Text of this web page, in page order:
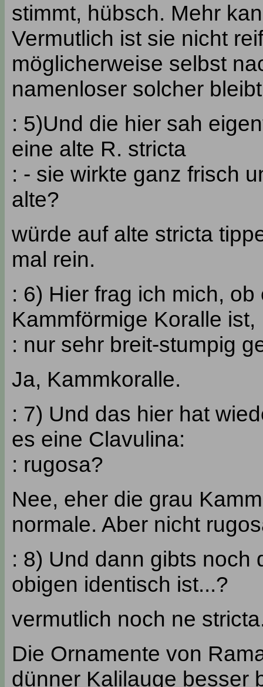
stimmt, hübsch. Mehr
Vermutlich ist sie nicht
möglicherweise selbst
namenloser solcher
: 5)Und die hier sah
eine alte R. stricta
: - sie wirkte ganz frisch
alte?
würde auf alte stricta
mal rein.
: 6) Hier frag ich mich,
Kammförmige Koralle ist,
: nur sehr breit-stumpig
Ja, Kammkoralle.
: 7) Und das hier hat
es eine Clavulina:
: rugosa?
Nee, eher die grau
normale. Aber nicht
: 8) Und dann gibts noch
obigen identisch ist...?
vermutlich noch ne
Die Ornamente von
dünner Kalilauge besser